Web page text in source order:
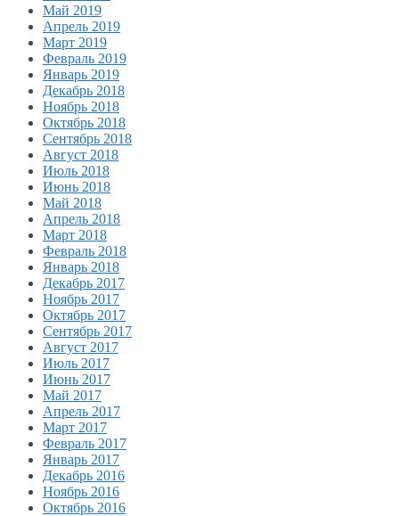
Май 2019
Апрель 2019
Март 2019
Февраль 2019
Январь 2019
Декабрь 2018
Ноябрь 2018
Октябрь 2018
Сентябрь 2018
Август 2018
Июль 2018
Июнь 2018
Май 2018
Апрель 2018
Март 2018
Февраль 2018
Январь 2018
Декабрь 2017
Ноябрь 2017
Октябрь 2017
Сентябрь 2017
Август 2017
Июль 2017
Июнь 2017
Май 2017
Апрель 2017
Март 2017
Февраль 2017
Январь 2017
Декабрь 2016
Ноябрь 2016
Октябрь 2016